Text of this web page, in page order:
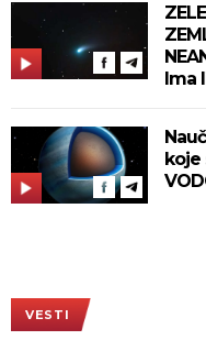
Ima
koje
VESTI